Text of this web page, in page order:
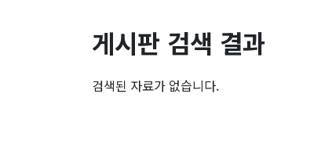
게시판 검색 결과
검색된 자료가 없습니다.